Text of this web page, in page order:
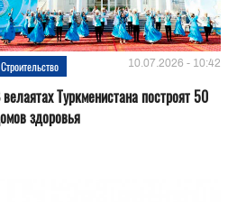
Строительство 10.07.2026 - 10:42
Туркменистана построят 50
здоровья